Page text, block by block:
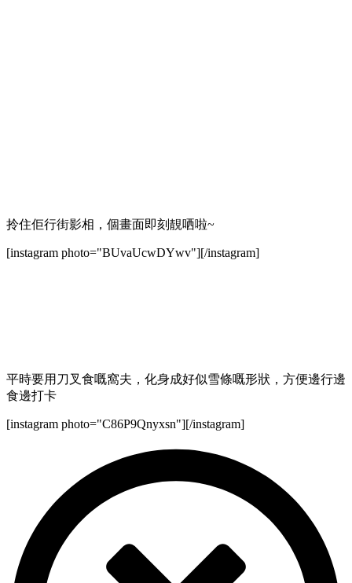
拎住佢行街影相，個畫面即刻靚哂啦~
[instagram photo="BUvaUcwDYwv"][/instagram]
平時要用刀叉食嘅窩夫，化身成好似雪條嘅形狀，方便邊行邊
食邊打卡
[instagram photo="C86P9Qnyxsn"][/instagram]